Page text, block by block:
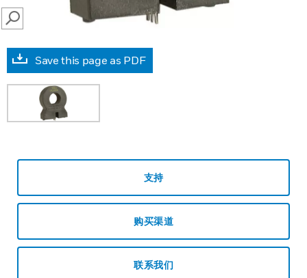
SEARCH
Save this page as PDF
支持
购买渠道
联系我们